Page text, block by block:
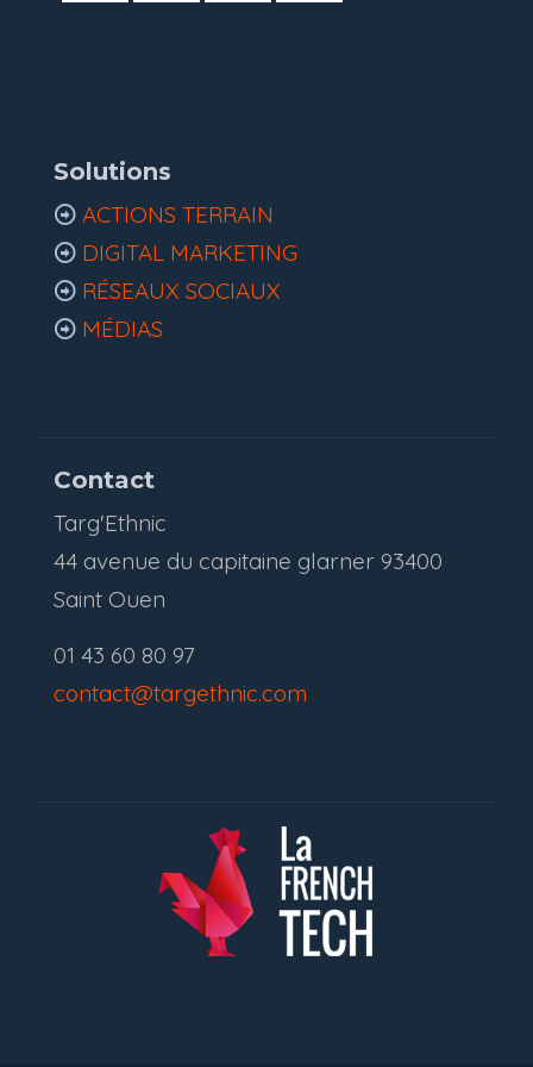
Solutions
ACTIONS TERRAIN
DIGITAL MARKETING
RÉSEAUX SOCIAUX
MÉDIAS
Contact
Targ'Ethnic
44 avenue du capitaine glarner 93400
Saint Ouen
01 43 60 80 97
contact@targethnic.com